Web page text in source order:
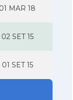
01 MAR 18
02 SET 15
01 SET 15